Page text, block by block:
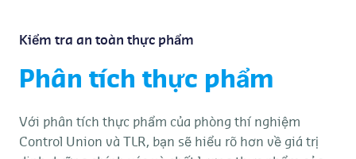
Kiểm tra an toàn thực phẩm
Phân tích thực phẩm
Với phân tích thực phẩm của phòng thí nghiệm
Control Union và TLR, bạn sẽ hiểu rõ hơn về giá trị